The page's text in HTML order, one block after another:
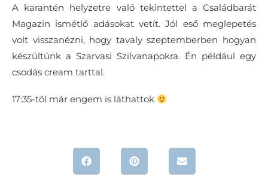
A karantén helyzetre való tekintettel a Családbarát
Magazin ismétlő adásokat vetít. Jól eső meglepetés
volt visszanézni, hogy tavaly szeptemberben hogyan
készültünk a Szarvasi Szilvanapokra. Én például egy
csodás cream tarttal.
17:35-től már engem is láthattok